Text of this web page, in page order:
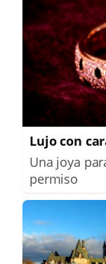
Lujo con
Una joya
permiso